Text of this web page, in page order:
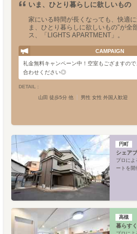
いま、ひとり暮らしに欲しいもの
家にいる時間が長くなっても、快適
ま、ひとり暮らしに欲しいもの"が全
ス、「LIGHTS APARTMENT」。
CAMPAIGN
礼金無料キャンペーン中！空室もござますの
合わせください◎
DETAIL :
山田 徒歩5分 他
男性 女性 外国人歓迎
円町
シェア
プロによ
ートを開
高槻
暮らす